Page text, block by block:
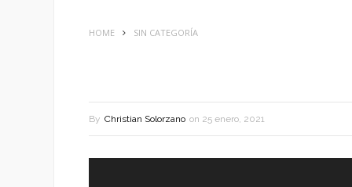
HOME SIN CATEGORÍA
By Christian Solorzano on 25 enero, 2021